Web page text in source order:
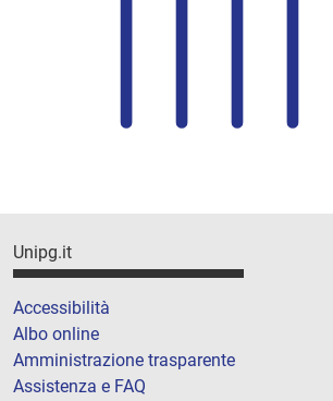
Unipg.it
Accessibilità
Albo online
Amministrazione trasparente
Assistenza e FAQ